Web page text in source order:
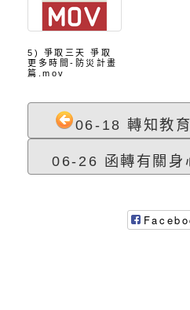
章
(星期六)
立臺灣科
林區士商
理「115
導及系列
檢送本市
術才能音
章
函轉本府
安全宣導
檢送本府
安全宣導
有關衛生
逆境少年
員專業
轉知社團
礙聯盟
台灣遊
5) 爭取三天 爭取
更多時間-防災計畫
篇.mov
06-18 轉知教
06-26 函轉有關身